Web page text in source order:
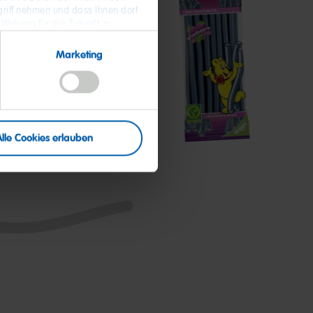
nehmen und dass Ihnen dort
Marketing
Cookies erlauben